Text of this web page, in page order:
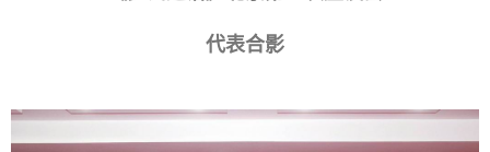
代表合影